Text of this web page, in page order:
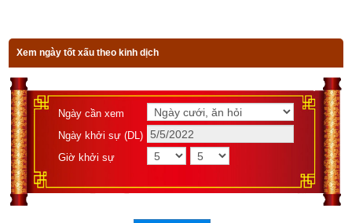
được độc giả bình chọn là phần mềm lịch vạn niên số 1 hiện
lịch vạn niên 2023
không những giao diện đẹp, dễ sử dụng mà còn luận giải
chính xác và chi tiết từng mục giúp độc giả dễ dàng lựa chọn
được ngày tốt, giờ đẹp để khởi sự công việc. Hãy thử một lần
để cảm nhận sự khác biệt so với các phần mềm lịch vạn sự
khác.
Xem ngày tốt xấu theo kinh dịch
Ngày cần xem
Ngày khởi sự (DL)
Giờ khởi sự